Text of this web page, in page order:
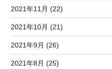
2021年11月 (22)
2021年10月 (21)
2021年9月 (26)
2021年8月 (25)